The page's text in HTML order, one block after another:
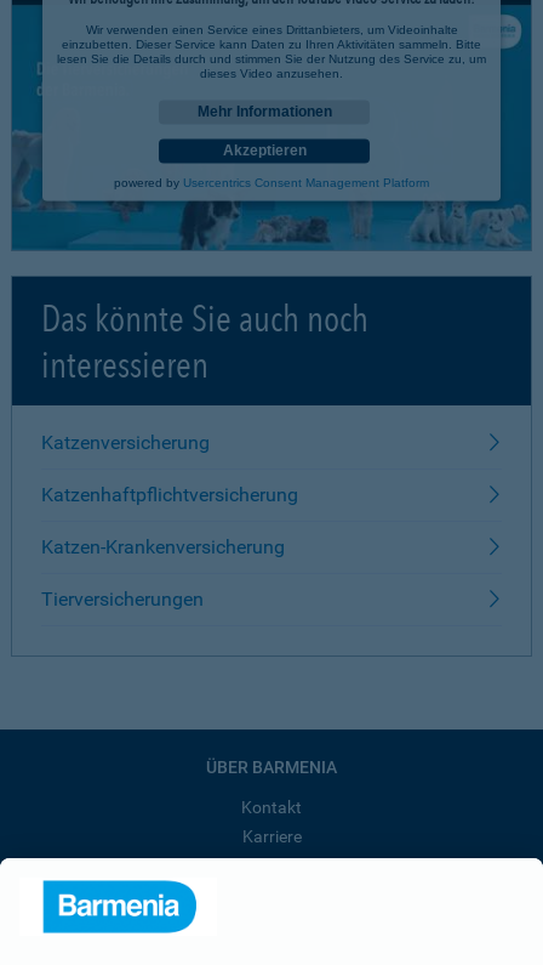
Wir verwenden einen Service eines Drittanbieters, um Videoinhalte
einzubetten. Dieser Service kann Daten zu Ihren Aktivitäten sammeln. Bitte
lesen Sie die Details durch und stimmen Sie der Nutzung des Service zu, um
dieses Video anzusehen.
Mehr Informationen
Akzeptieren
powered by Usercentrics Consent Management Platform
Das könnte Sie auch noch
interessieren
Katzenversicherung
Katzenhaftpflichtversicherung
Katzen-Krankenversicherung
Tierversicherungen
ÜBER BARMENIA
Kontakt
Karriere